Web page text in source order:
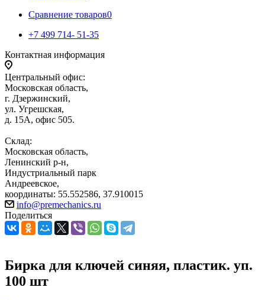
Сравнение товаров0
+7 499 714- 51-35
Контактная информация
Центральный офис:
Московская область,
г. Дзержинский,
ул. Угрешская,
д. 15А, офис 505.
Склад:
Московская область,
Ленинский р-н,
Индустриальный парк
Андреевское,
координаты: 55.552586, 37.910015
info@premechanics.ru
Поделиться
Бирка для ключей синяя, пластик. уп.
100 шт